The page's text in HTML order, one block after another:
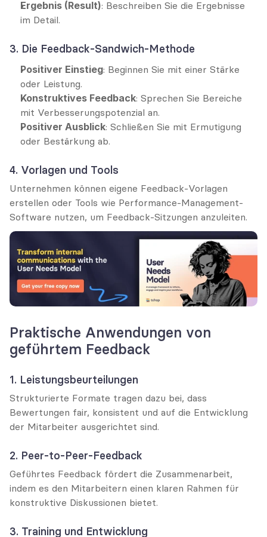
Ergebnis (Result): Beschreiben Sie die Ergebnisse
im Detail.
3. Die Feedback-Sandwich-Methode
Positiver Einstieg: Beginnen Sie mit einer Stärke
oder Leistung.
Konstruktives Feedback: Sprechen Sie Bereiche
mit Verbesserungspotenzial an.
Positiver Ausblick: Schließen Sie mit Ermutigung
oder Bestärkung ab.
4. Vorlagen und Tools
Unternehmen können eigene Feedback-Vorlagen
erstellen oder Tools wie Performance-Management-
Software nutzen, um Feedback-Sitzungen anzuleiten.
Praktische Anwendungen von
geführtem Feedback
1. Leistungsbeurteilungen
Strukturierte Formate tragen dazu bei, dass
Bewertungen fair, konsistent und auf die Entwicklung
der Mitarbeiter ausgerichtet sind.
2. Peer-to-Peer-Feedback
Geführtes Feedback fördert die Zusammenarbeit,
indem es den Mitarbeitern einen klaren Rahmen für
konstruktive Diskussionen bietet.
3. Training und Entwicklung